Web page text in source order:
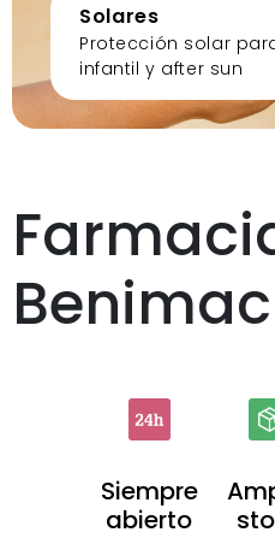
Solares
Protección solar
infantil y after sun
Siempre
abierto